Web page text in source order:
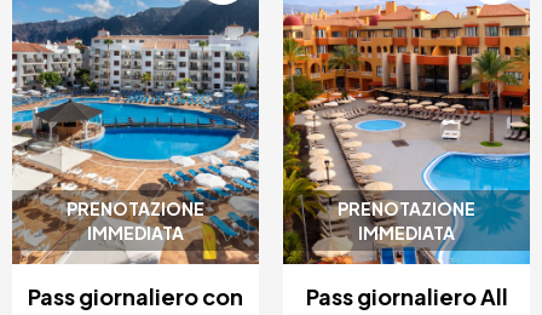
PRENOTAZIONE
IMMEDIATA
Pass giornaliero con
PRENOTAZIONE
IMMEDIATA
Pass giornaliero All